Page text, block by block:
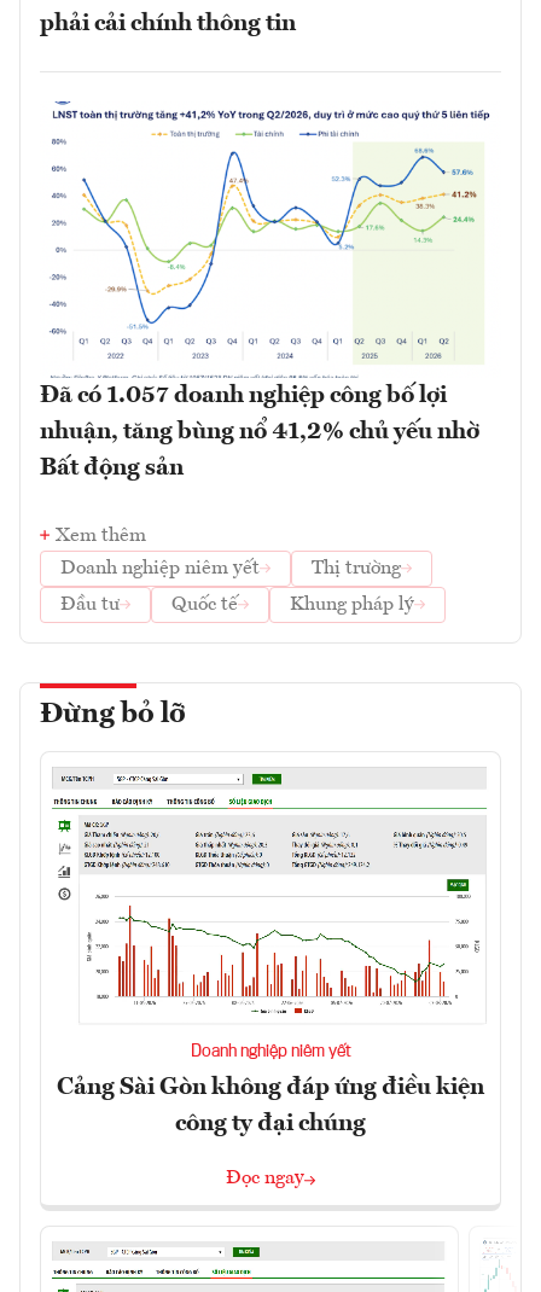
phải cải chính thông tin
Đã có 1.057 doanh nghiệp công bố lợi
nhuận, tăng bùng nổ 41,2% chủ yếu nhờ
Bất động sản
Xem thêm
Doanh nghiệp niêm yết
Thị trường
Đầu tư
Quốc tế Khung pháp lý
Đừng bỏ lỡ
Doanh nghiệp niêm yết
Cảng Sài Gòn không đáp ứng điều kiện
công ty đại chúng
Đọc ngay